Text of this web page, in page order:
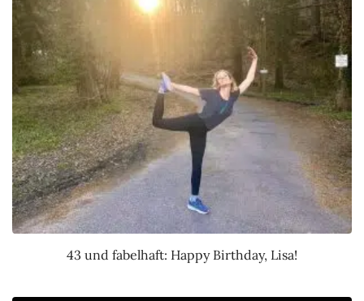
43 und fabelhaft: Happy Birthday, Lisa!